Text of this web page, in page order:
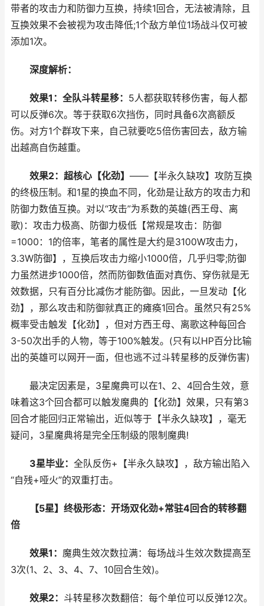
带者的攻击力和防御力互换，持续1回合，无法被清除，且
互换效果不会被视为攻击降低;1个敌方单位1场战斗仅可被
添加1次。
深度解析：
效果1：全队斗转星移： 5人都获取转移伤害，每人都
可以反弹6次。等于获取6次挡伤，同时具备6次高额反
伤。对方1个群攻下来，自己就要吃5倍伤害回去，敌方输
出越高自伤越重。
效果2：超核心【化劲】 ——【半永久缺攻】攻防互换
的终极压制。和1星的换血不同，化劲是让敌方的攻击力和
防御力数值互换。对以“攻击”为系数的英雄(西王母、离
歌)：攻击力极高、防御力极低【常规是攻击：防御
=1000：1的倍率，笔者的属性是大约是3100W攻击力，
3.3W防御】，互换后攻击力缩小1000倍，几乎归零;防御
力虽然进步1000倍，然而防御数值面对真伤、穿伤就是无
效数据，只有百分比减伤才能防御。因此，一旦发动【化
劲】，那么攻击和防御就真正的瘫痪1回合。虽然只有25%
概率受击触发【化劲】，但对方西王母、离歌这种每回合
3-50次出手的人物，等于100%触发。(只有以HP百分比输
出的英雄可以网开一面，但也逃不过斗转星移的反弹伤害)
最决定因素是，3星魔典可以在1、2、4回合生效，意
味着这3个回合都可以触发魔典的【化劲】效果，只有第3
回合才能回归正常输出，近似等于【半永久缺攻】，毫无
疑问，3星魔典将是完全压制级的限制魔典!
3星毕业： 全队反伤+【半永久缺攻】，敌方输出陷入
“自残+哑火”的双重打击。
【5星】终极形态：开场双化劲+常驻4回合的转移翻
倍
效果1： 魔典生效次数拉满：每场战斗生效次数提高至
3次(1、2、3、4、7、10回合生效)。
效果2： 斗转星移次数翻倍：每个单位可以反弹12次。